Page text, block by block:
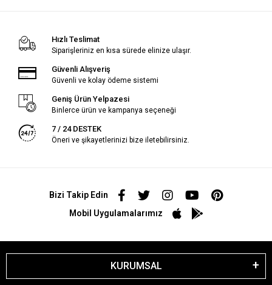
Hızlı Teslimat
Siparişleriniz en kısa sürede elinize ulaşır.
Güvenli Alışveriş
Güvenli ve kolay ödeme sistemi
Geniş Ürün Yelpazesi
Binlerce ürün ve kampanya seçeneği
7 / 24 DESTEK
Öneri ve şikayetlerinizi bize iletebilirsiniz.
Bizi Takip Edin
Mobil Uygulamalarımız
KURUMSAL